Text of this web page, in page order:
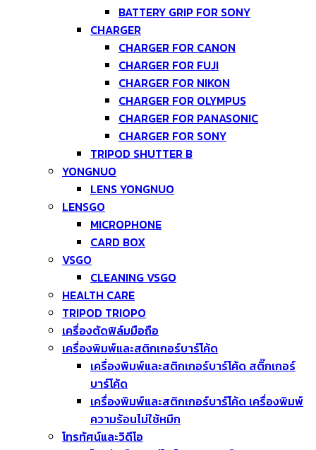
BATTERY GRIP FOR SONY
CHARGER
CHARGER FOR CANON
CHARGER FOR FUJI
CHARGER FOR NIKON
CHARGER FOR OLYMPUS
CHARGER FOR PANASONIC
CHARGER FOR SONY
TRIPOD SHUTTER B
YONGNUO
LENS YONGNUO
LENSGO
MICROPHONE
CARD BOX
VSGO
CLEANING VSGO
HEALTH CARE
TRIPOD TRIOPO
เครื่องตัดฟิล์มมือถือ
เครื่องพิมพ์และสติกเกอร์บาร์โค้ด
เครื่องพิมพ์และสติกเกอร์บาร์โค้ด สติ๊กเกอร์
บาร์โค้ด
เครื่องพิมพ์และสติกเกอร์บาร์โค้ด เครื่องพิมพ์
ความร้อนไม่ใช้หมึก
โทรทัศน์และวิดีโอ